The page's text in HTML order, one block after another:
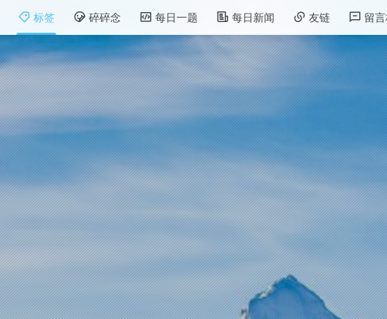
标签 碎碎念 每日一题 每日新闻 友链 留